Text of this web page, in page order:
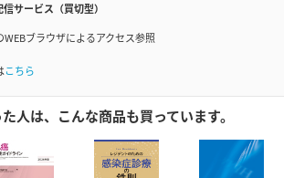
サービス（買切型）
ブラウザによるアクセス参照
こちら
人は、こんな商品も買っています。